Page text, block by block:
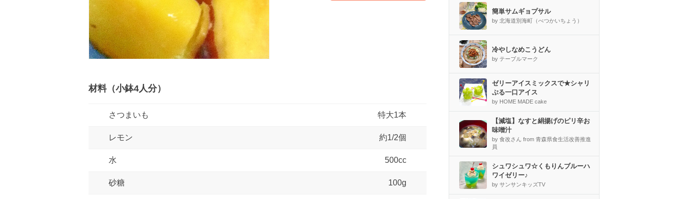
材料（小鉢4人分）
さつまいも 特大1本
レモン 約1/2個
水 500cc
砂糖 100g
簡単サムギョプサル
by 北海道別海町（べつかいちょう）
冷やしなめこうどん
by テーブルマーク
ゼリーアイスミックスで★シャリ
ぷる一口アイス
by HOME MADE cake
【減塩】なすと絹揚げのピリ辛お
味噌汁
by 食改さん from 青森県食生活改善推進
員
シュワシュワ☆くもりんブルーハ
ワイゼリー♪
by サンサンキッズTV